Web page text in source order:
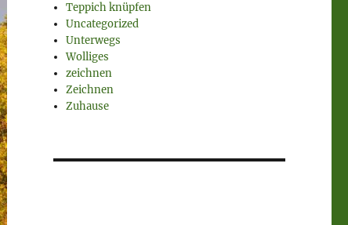
Teppich knüpfen
Uncategorized
Unterwegs
Wolliges
zeichnen
Zeichnen
Zuhause